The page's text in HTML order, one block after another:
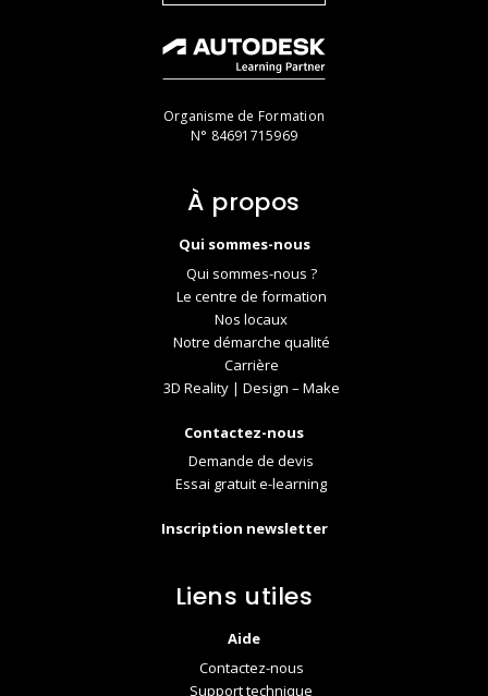
Organisme de Formation
N° 84691715969
À propos
Qui sommes-nous
Qui sommes-nous ?
Le centre de formation
Nos locaux
Notre démarche qualité
Carrière
3D Reality | Design – Make
Contactez-nous
Demande de devis
Essai gratuit e-learning
Inscription newsletter
Liens utiles
Aide
Contactez-nous
Support technique